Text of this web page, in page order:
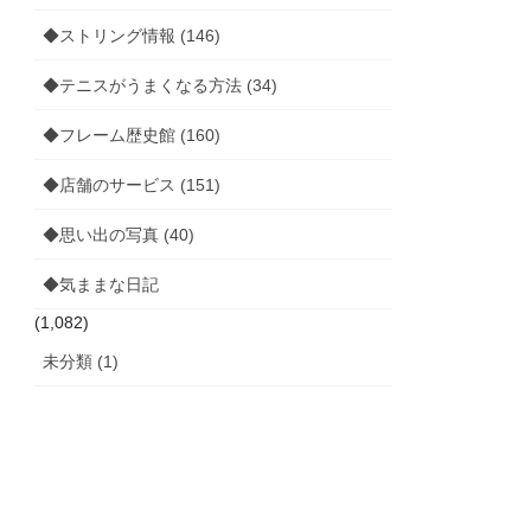
◆ストリング情報 (146)
◆テニスがうまくなる方法 (34)
◆フレーム歴史館 (160)
◆店舗のサービス (151)
◆思い出の写真 (40)
◆気ままな日記
(1,082)
未分類 (1)